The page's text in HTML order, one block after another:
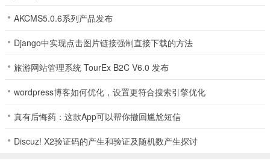
AKCMS5.0.6系列产品发布
Django中实现点击图片链接强制直接下载的方法
旅游网站管理系统 TourEx B2C V6.0 发布
wordpress博客如何优化，设置更符合搜索引擎优化
真有后悔药：这款App可以帮你撤回尴尬短信
Discuz! X2验证码的产生和验证及随机数产生探讨